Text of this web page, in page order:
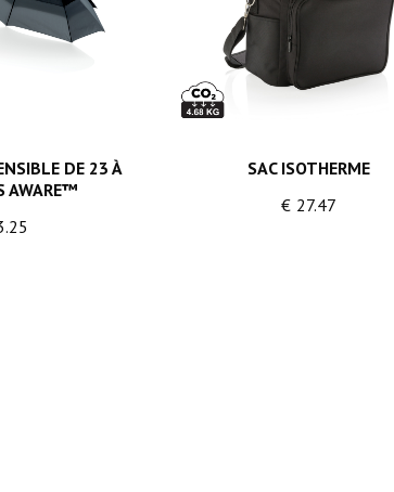
DE 23 À
AWARE™
SAC ISOTHERME
€ 27.47